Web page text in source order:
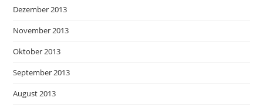
Dezember 2013
November 2013
Oktober 2013
September 2013
August 2013